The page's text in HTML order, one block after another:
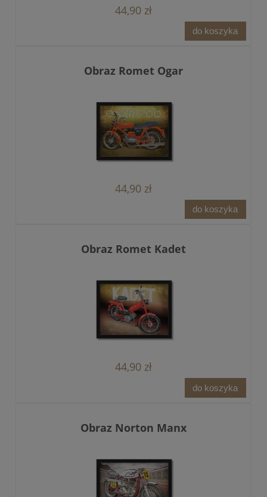
44,90 zł
do koszyka
Obraz Romet Ogar
44,90 zł
do koszyka
Obraz Romet Kadet
44,90 zł
do koszyka
Obraz Norton Manx